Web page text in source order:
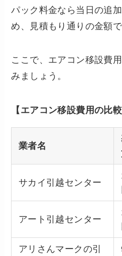
パック料金なら当日の追
め、見積もり通りの金額
ここで、エアコン移設費
みましょう。
【エアコン移設費用の比較
業者名
サカイ引越センター
アート引越センター
アリさんマークの引